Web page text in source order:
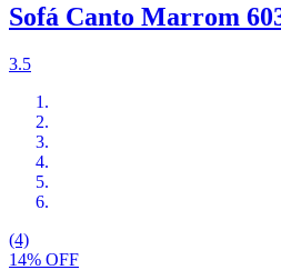
Sofá Canto Marrom
3.5
(4)
14% OFF